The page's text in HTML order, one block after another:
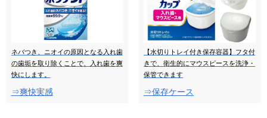
ネバつき、ニオイの原因となる入れ歯
の歯垢を取り除くことで、入れ歯を爽
快にします。
⇒爽快実感
【水切りトレイ付き保存容器】フタ付
きで、衛生的にマウスピースを洗浄・
保管できます
⇒保存ケース